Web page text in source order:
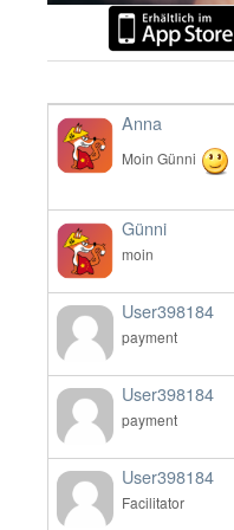
Anna
Moin Günni
Günni
moin
User398184
payment
User398184
payment
User398184
Facilitator